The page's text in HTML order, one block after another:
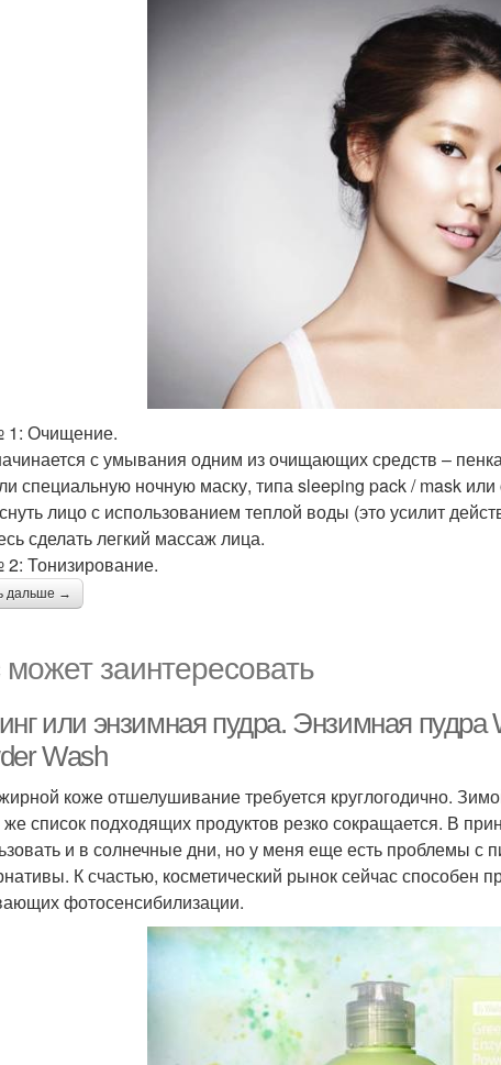
Очищение.
с умывания одним из очищающих средств –
специальную ночную маску, типа sleeping pack / mask
лицо с использованием теплой воды (это усилит
сделать легкий массаж лица.
Тонизирование.
дальше →
заинтересовать
или энзимная пудра. Энзимная пудра
Wash
коже отшелушивание требуется круглогодично.
список подходящих продуктов резко сокращается. В
и в солнечные дни, но у меня еще есть проблемы с
К счастью, косметический рынок сейчас способен
фотосенсибилизации.